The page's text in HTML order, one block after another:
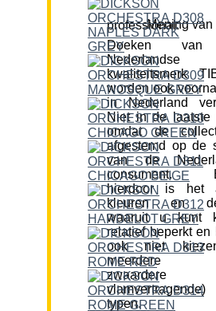
Mening van de professional:
Doeken
Nederlandse
kwaliteitsmerk
worden ook
in Nederland
Niet in de laatste
omdat de
afgestemd op de
van de
consument.
hierdoor is het
kleuren en
waaruit u kunt
relatief beperkt en
ook niet
meerdere
typen.